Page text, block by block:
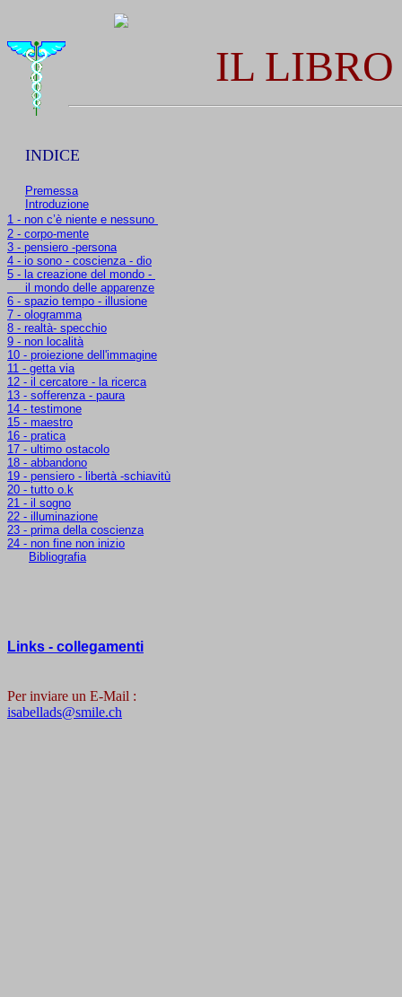
IL
INDICE
Premessa
Introduzione
1 - non c’è niente e nessuno
2 - corpo-mente
3 - pensiero -persona
4 - io sono - coscienza - dio
5 - la creazione del mondo -
il mondo delle apparenze
6 - spazio tempo - illusione
7 - ologramma
8 - realtà- specchio
9 - non località
10 - proiezione dell'immagine
11 - getta via
12 - il cercatore - la ricerca
13 - sofferenza - paura
14 - testimone
15 - maestro
16 - pratica
17 - ultimo ostacolo
18 - abbandono
19 - pensiero - libertà -schiavitù
20 - tutto o.k
21 - il sogno
22 - illuminazione
23 - prima della coscienza
24 - non fine non inizio
Bibliografia
Links - collegamenti
Per inviare un E-Mail :
isabellads@smile.ch